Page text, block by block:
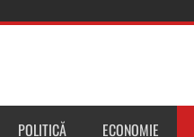
POLITICĂ ECONOMIE